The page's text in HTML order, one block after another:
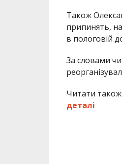
Також
припинять,
в пологовій
За словами
Читати також:
деталі